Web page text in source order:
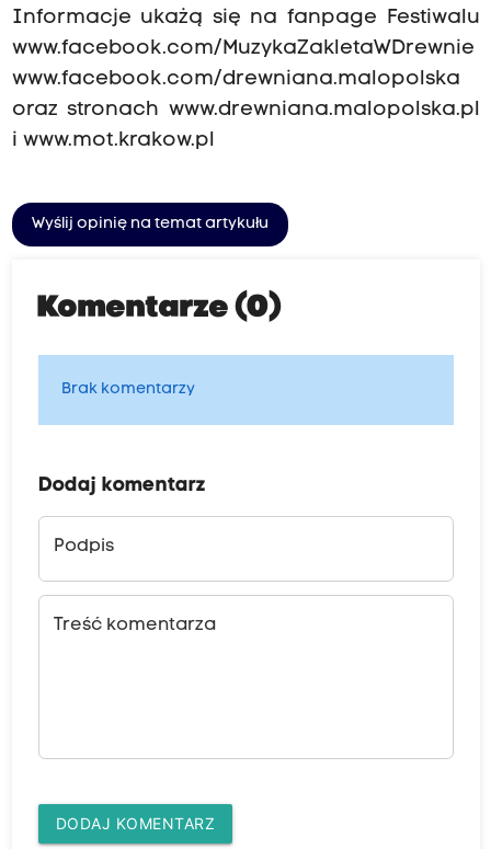
Informacje ukażą się na fanpage Festiwalu
www.facebook.com/MuzykaZakletaWDrewnie
www.facebook.com/drewniana.malopolska
oraz stronach www.drewniana.malopolska.pl
i www.mot.krakow.pl
Wyślij opinię na temat artykułu
Komentarze (0)
Brak komentarzy
Dodaj komentarz
Podpis
Treść komentarza
DODAJ KOMENTARZ